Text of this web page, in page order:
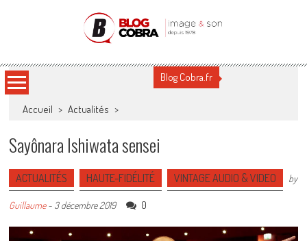
Blog Cobra
Blog Cobra.fr
Accueil > Actualités >
Sayônara Ishiwata sensei
ACTUALITÉS HAUTE-FIDÉLITÉ VINTAGE AUDIO & VIDEO by
Guillaume- 3 décembre 2019 0